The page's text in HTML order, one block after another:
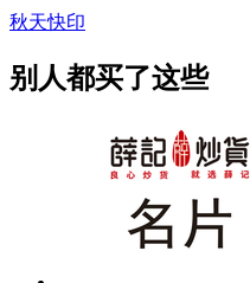
秋天快印
别人都买了这些